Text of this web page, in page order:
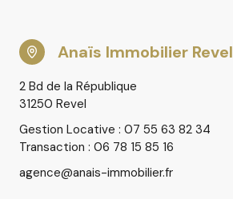
Anaïs Immobilier Revel
2 Bd de la République
31250 Revel
Gestion Locative : 07 55 63 82 34
Transaction : 06 78 15 85 16
agence@anais-immobilier.fr